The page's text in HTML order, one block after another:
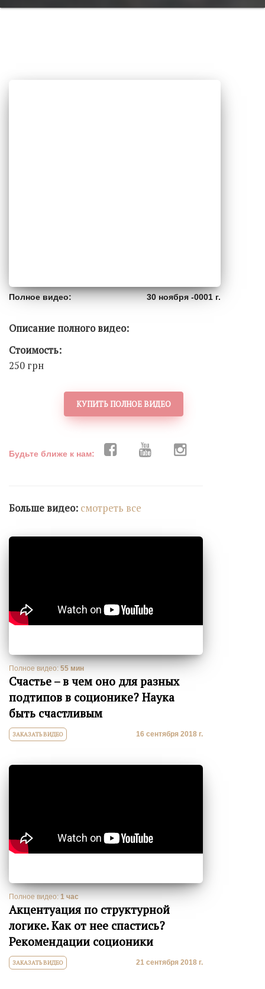
Полное видео: 30 ноября -0001 г.
Описание полного видео:
Стоимость:
250 грн
КУПИТЬ ПОЛНОЕ ВИДЕО
Будьте ближе к нам:
Больше видео: cмотреть все
Полное видео: 55 мин
Счастье – в чем оно для разных
подтипов в соционике? Наука
быть счастливым
ЗАКАЗАТЬ ВИДЕО 16 сентября 2018 г.
Полное видео: 1 час
Акцентуация по структурной
логике. Как от нее спастись?
Рекомендации соционики
ЗАКАЗАТЬ ВИДЕО 21 сентября 2018 г.